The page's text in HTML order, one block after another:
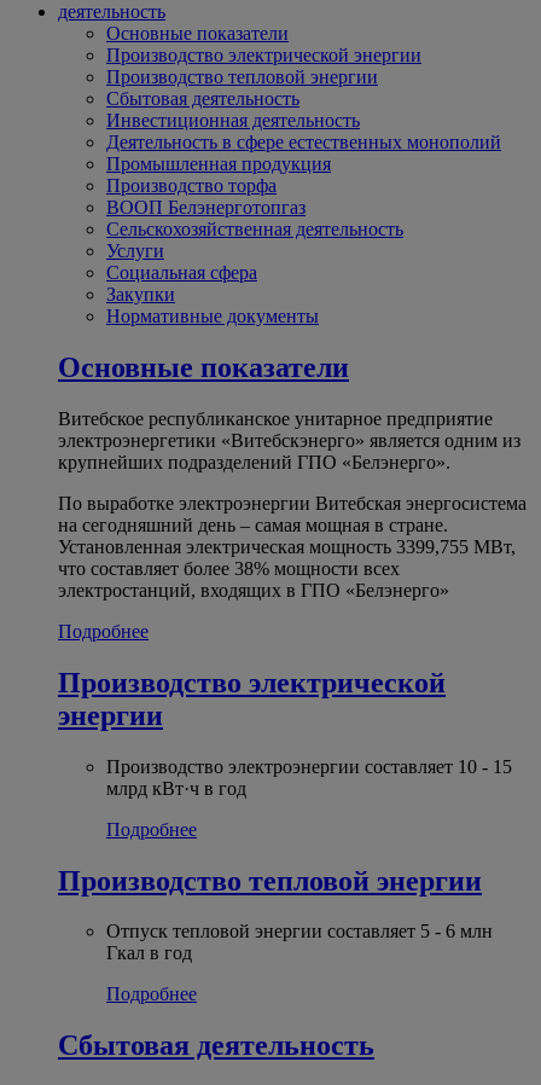
деятельность
Основные показатели
Производство электрической энергии
Производство тепловой энергии
Сбытовая деятельность
Инвестиционная деятельность
Деятельность в сфере естественных монополий
Промышленная продукция
Производство торфа
ВООП Белэнерготопгаз
Сельскохозяйственная деятельность
Услуги
Социальная сфера
Закупки
Нормативные документы
Основные показатели
Витебское республиканское унитарное предприятие
электроэнергетики «Витебскэнерго» является одним из
крупнейших подразделений ГПО «Белэнерго».
По выработке электроэнергии Витебская энергосистема
на сегодняшний день – самая мощная в стране.
Установленная электрическая мощность 3399,755 МВт,
что составляет более 38% мощности всех
электростанций, входящих в ГПО «Белэнерго»
Подробнее
Производство электрической
энергии
Производство электроэнергии составляет 10 - 15
млрд кВт·ч в год
Подробнее
Производство тепловой энергии
Отпуск тепловой энергии составляет 5 - 6 млн
Гкал в год
Подробнее
Сбытовая деятельность